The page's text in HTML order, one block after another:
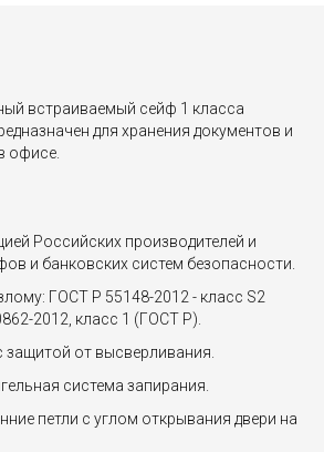
встраиваемый сейф 1 класса
для хранения документов и
офисе.
Российских производителей и
и банковских систем безопасности.
ГОСТ Р 55148-2012 - класс S2
2012, класс 1 (ГОСТ Р).
от высверливания.
система запирания.
петли с углом открывания двери на